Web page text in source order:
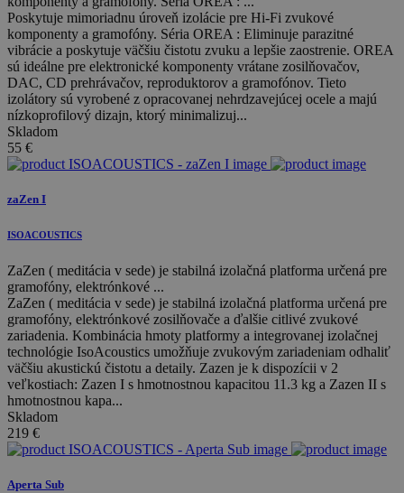
Poskytuje mimoriadnu úroveň izolácie pre Hi-Fi zvukové
komponenty a gramofóny. Séria OREA : Eliminuje parazitné
vibrácie a poskytuje väčšiu čistotu zvuku a lepšie zaostrenie. OREA
sú ideálne pre elektronické komponenty vrátane zosilňovačov,
DAC, CD prehrávačov, reproduktorov a gramofónov. Tieto
izolátory sú vyrobené z opracovanej nehrdzavejúcej ocele a majú
nízkoprofilový dizajn, ktorý minimalizuj...
Skladom
55 €
zaZen I
ISOACOUSTICS
ZaZen ( meditácia v sede) je stabilná izolačná platforma určená pre
gramofóny, elektrónkové ...
ZaZen ( meditácia v sede) je stabilná izolačná platforma určená pre
gramofóny, elektrónkové zosilňovače a ďalšie citlivé zvukové
zariadenia. Kombinácia hmoty platformy a integrovanej izolačnej
technológie IsoAcoustics umožňuje zvukovým zariadeniam odhaliť
väčšiu akustickú čistotu a detaily. Zazen je k dispozícii v 2
veľkostiach: Zazen I s hmotnostnou kapacitou 11.3 kg a Zazen II s
hmotnostnou kapa...
Skladom
219 €
Aperta Sub